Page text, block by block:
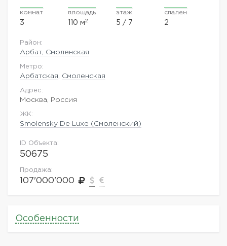
комнат
3
площадь
110 м2
этаж
5 / 7
спален
2
Район:
Арбат, Смоленская
Метро:
Арбатская Смоленская
Адрес:
Москва, Россия
ЖK:
Smolensky De Luxe (Смоленский)
ID Объекта:
50675
Продажа:
107'000'000
Особенности